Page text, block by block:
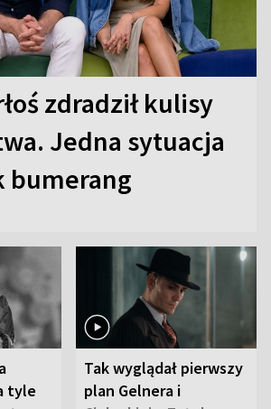
zdradził kulisy
Jedna sytuacja
bumerang
tyle
Tak wyglądał pierwszy
plan Gelnera i